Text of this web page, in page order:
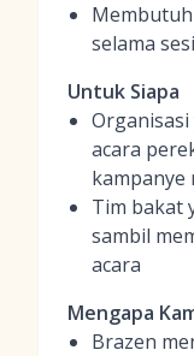
selama
Untuk Siapa
acara
kampanye
Tim bakat
sambil
acara
Mengapa
Brazen